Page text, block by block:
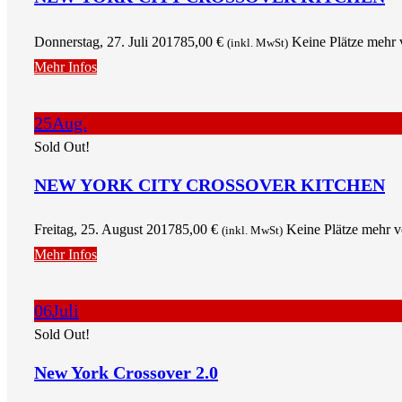
Donnerstag, 27. Juli 201785,00 € (inkl. MwSt) Keine Plätze mehr
Mehr Infos
25Aug.
Sold Out!
NEW YORK CITY CROSSOVER KITCHEN
Freitag, 25. August 201785,00 € (inkl. MwSt) Keine Plätze mehr
Mehr Infos
06Juli
Sold Out!
New York Crossover 2.0